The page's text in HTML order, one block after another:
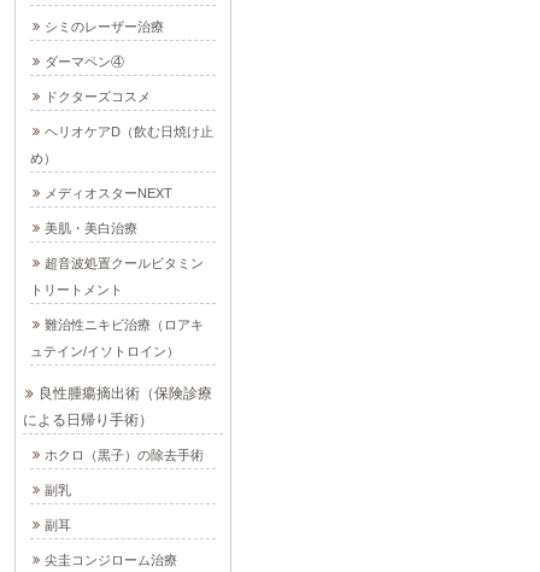
シミのレーザー治療
ダーマペン④
ドクターズコスメ
ヘリオケアD（飲む日焼け止
め）
メディオスターNEXT
美肌・美白治療
超音波処置クールビタミン
トリートメント
難治性ニキビ治療（ロアキ
ュテイン/イソトロイン）
良性腫瘍摘出術（保険診療
による日帰り手術）
ホクロ（黒子）の除去手術
副乳
副耳
尖圭コンジローム治療